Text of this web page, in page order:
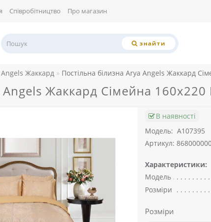
Співробітництво Про магазин
знайти
Angels Жаккард Постільна білизна Arya Angels Жаккард
Angels Жаккард Сімейна 160x220
В наявності
Модель: A107395
Артикул:
Характеристики:
Модель
Розміри
Розміри